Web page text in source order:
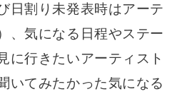
日割り未発表時はアーテ
、気になる日程やステー
に行きたいアーティスト
いてみたかった気になる